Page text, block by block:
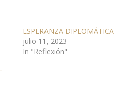
ESPERANZA DIPLOMÁTICA
julio 11, 2023
In "Reflexión"